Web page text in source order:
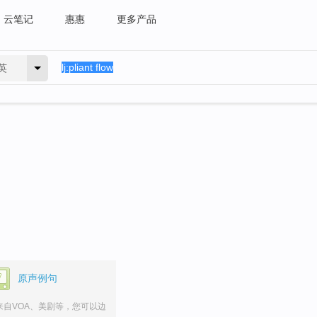
云笔记 惠惠 更多产品
原声例句
自VOA、美剧等，您可以边